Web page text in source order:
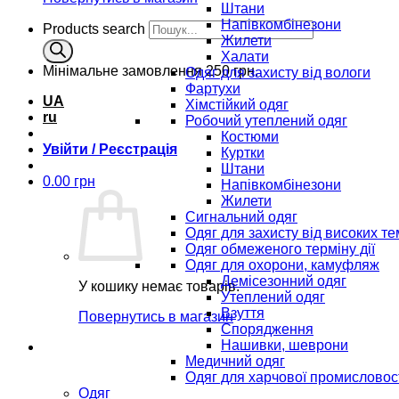
Products search
Мінімальне замовлення250 грн.
UA
ru
Увійти / Реєстрація
0.00 грн
У кошику немає товарів.
Повернутись в магазин
Штани
Напівкомбінезони
Жилети
Халати
Одяг для захисту від вологи
Фартухи
Хімстійкий одяг
Робочий утеплений одяг
Костюми
Куртки
Штани
Напівкомбінезони
Жилети
Сигнальний одяг
Одяг для захисту від високих
Одяг обмеженого терміну дії
Одяг для охорони, камуфляж
Демісезонний одяг
Утеплений одяг
Взуття
Спорядження
Нашивки, шеврони
Медичний одяг
Одяг для харчової
Одяг